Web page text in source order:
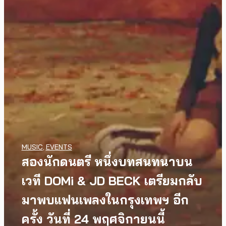
สองนักดนตรี หนึ่งบทสนทนาบน
เวที DOMi & JD BECK เตรียมกลับ
มาพบแฟนเพลงในกรุงเทพฯ อีก
ครั้ง วันที่ 24 พฤศจิกายนนี้
MUSIC EVENTS
PREP คัมแบ็กเอเชีย! ประกาศ
เอเชียทัวร์ปี 2026 ต้อนรับ EP ใหม่
‘One Day In The Sun’ พร้อมโชว์
สุดพิเศษในกรุงเทพ 17 ตุลาคม
MUSIC EVENTS
[Exclusive Interview]
grentperez จากเด็กอายุ 12 ปีที่
INTERVIEW,MUSIC